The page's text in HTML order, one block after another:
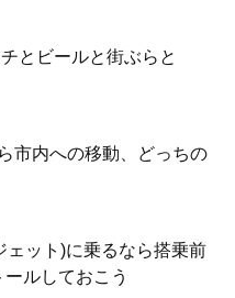
とビールと街ぶらと
市内への移動、どっちの
ェット)に乗るなら搭乗前
ルしておこう